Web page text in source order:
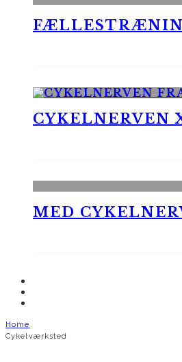
CYKELNERVEN
MED
Home
Cykelværksted